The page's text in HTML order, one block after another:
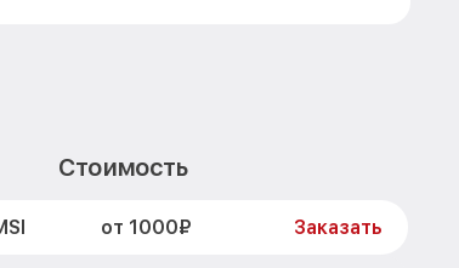
Стоимость
от 1000₽ Заказать